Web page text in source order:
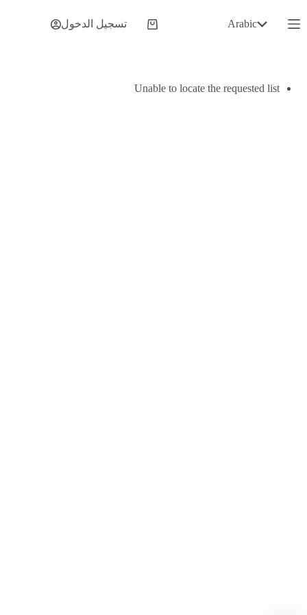
إلى
المحتوى
Arabic
عربة
تسجيل الدخول
Unable to locate the requested list